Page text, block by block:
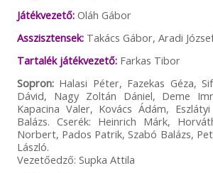
Játékvezető:Oláh Gábor
Asszisztensek:Takács Gábor, Aradi
Tartalék játékvezető:Farkas Tibor
Sopron:Halasi Péter, Fazekas Géza,
Dávid, Nagy Zoltán Dániel, Deme
Kapacina Valer, Kovács Ádám,
Balázs. Cserék: Heinrich Márk,
Norbert, Pados Patrik, Szabó Balázs,
László.
Vezetőedző: Supka Attila